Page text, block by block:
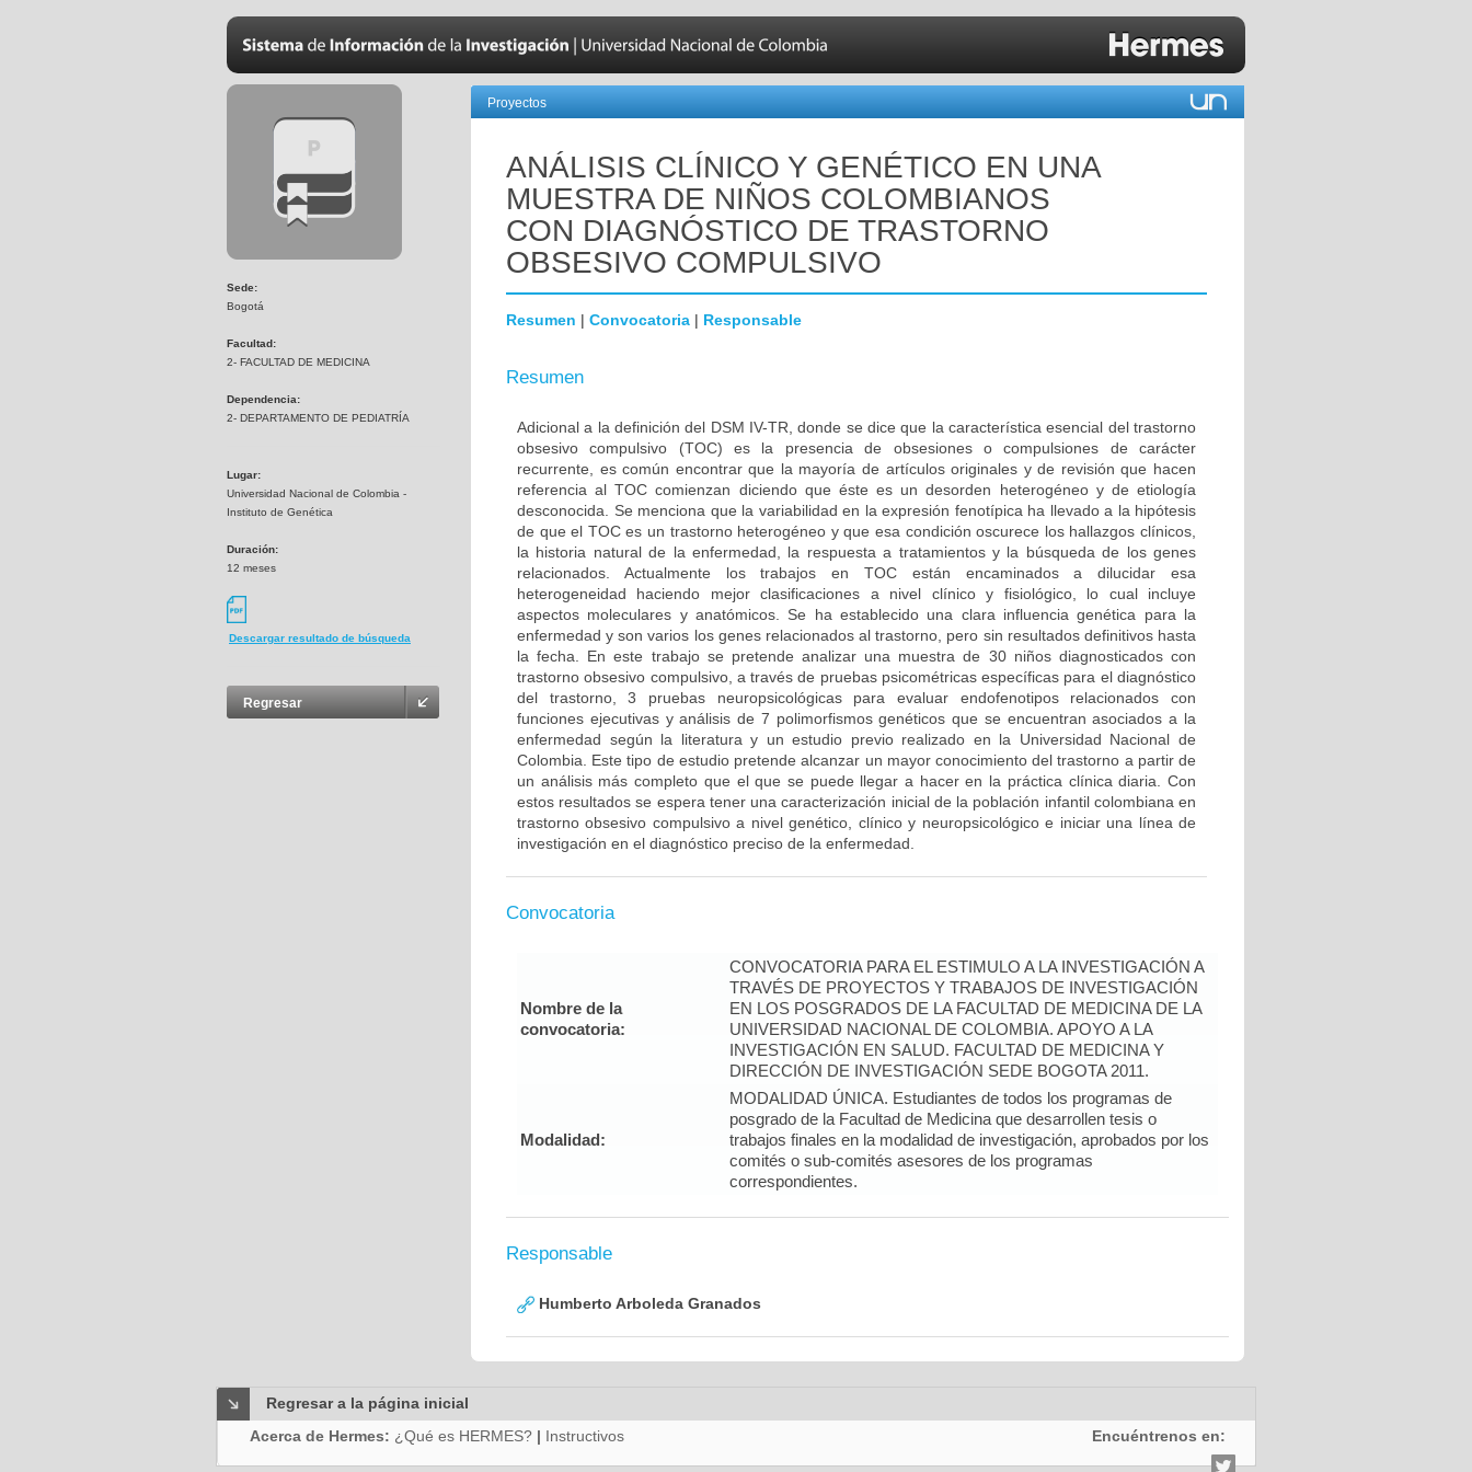
Sede:
Bogotá
Facultad:
2- FACULTAD DE MEDICINA
Dependencia:
2- DEPARTAMENTO DE PEDIATRÍA
Lugar:
Universidad Nacional de Colombia -
Instituto de Genética
Duración:
12 meses
Descargar resultado de búsqueda
Regresar
Proyectos
ANÁLISIS CLÍNICO Y GENÉTICO EN UNA
MUESTRA DE NIÑOS COLOMBIANOS
CON DIAGNÓSTICO DE TRASTORNO
OBSESIVO COMPULSIVO
Resumen | Convocatoria | Responsable
Resumen
Adicional a la definición del DSM IV-TR, donde se dice que la característica esencial del trastorno
obsesivo compulsivo (TOC) es la presencia de obsesiones o compulsiones de carácter
recurrente, es común encontrar que la mayoría de artículos originales y de revisión que hacen
referencia al TOC comienzan diciendo que éste es un desorden heterogéneo y de etiología
desconocida. Se menciona que la variabilidad en la expresión fenotípica ha llevado a la hipótesis
de que el TOC es un trastorno heterogéneo y que esa condición oscurece los hallazgos clínicos,
la historia natural de la enfermedad, la respuesta a tratamientos y la búsqueda de los genes
relacionados. Actualmente los trabajos en TOC están encaminados a dilucidar esa
heterogeneidad haciendo mejor clasificaciones a nivel clínico y fisiológico, lo cual incluye
aspectos moleculares y anatómicos. Se ha establecido una clara influencia genética para la
enfermedad y son varios los genes relacionados al trastorno, pero sin resultados definitivos hasta
la fecha. En este trabajo se pretende analizar una muestra de 30 niños diagnosticados con
trastorno obsesivo compulsivo, a través de pruebas psicométricas específicas para el diagnóstico
del trastorno, 3 pruebas neuropsicológicas para evaluar endofenotipos relacionados con
funciones ejecutivas y análisis de 7 polimorfismos genéticos que se encuentran asociados a la
enfermedad según la literatura y un estudio previo realizado en la Universidad Nacional de
Colombia. Este tipo de estudio pretende alcanzar un mayor conocimiento del trastorno a partir de
un análisis más completo que el que se puede llegar a hacer en la práctica clínica diaria. Con
estos resultados se espera tener una caracterización inicial de la población infantil colombiana en
trastorno obsesivo compulsivo a nivel genético, clínico y neuropsicológico e iniciar una línea de
investigación en el diagnóstico preciso de la enfermedad.
Convocatoria
Nombre de la
convocatoria:
CONVOCATORIA PARA EL ESTIMULO A LA INVESTIGACIÓN A
TRAVÉS DE PROYECTOS Y TRABAJOS DE INVESTIGACIÓN
EN LOS POSGRADOS DE LA FACULTAD DE MEDICINA DE LA
UNIVERSIDAD NACIONAL DE COLOMBIA. APOYO A LA
INVESTIGACIÓN EN SALUD. FACULTAD DE MEDICINA Y
DIRECCIÓN DE INVESTIGACIÓN SEDE BOGOTA 2011.
Modalidad:
MODALIDAD ÚNICA. Estudiantes de todos los programas de
posgrado de la Facultad de Medicina que desarrollen tesis o
trabajos finales en la modalidad de investigación, aprobados por los
comités o sub-comités asesores de los programas
correspondientes.
Responsable
Humberto Arboleda Granados
Regresar a la página inicial
Acerca de Hermes: ¿Qué es HERMES? | Instructivos Encuéntrenos en: